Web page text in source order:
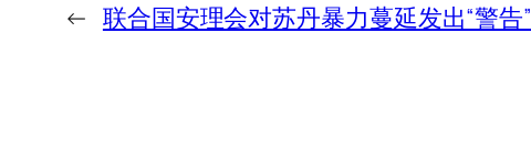
← 联合国安理会对苏丹暴力蔓延发出“警告”